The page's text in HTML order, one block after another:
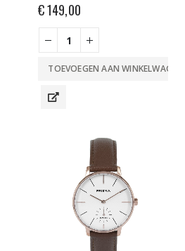
€149,00
TOEVOEGEN AAN WINKELWAGEN